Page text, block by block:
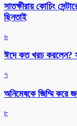
সাতক্ষীরায় কোচিং
ছিনতাই
৬
ঈদে কত খরচ করলেন?
৭
অনিমেষকে জিম্মি
৮